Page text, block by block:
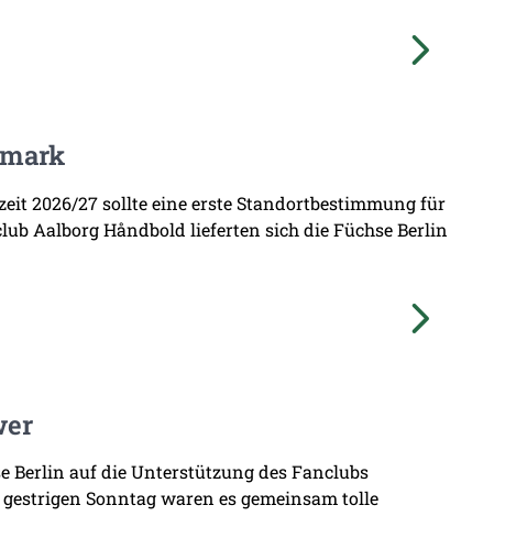
2026/27 sollte eine erste Standortbestimmung für
Aalborg Håndbold lieferten sich die Füchse Berlin
Berlin auf die Unterstützung des Fanclubs
Sonntag waren es gemeinsam tolle